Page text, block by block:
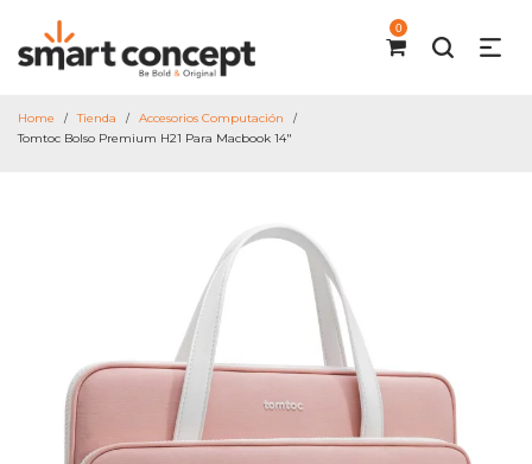
0
Home / Tienda / Accesorios Computación /
Tomtoc Bolso Premium H21 Para Macbook 14″